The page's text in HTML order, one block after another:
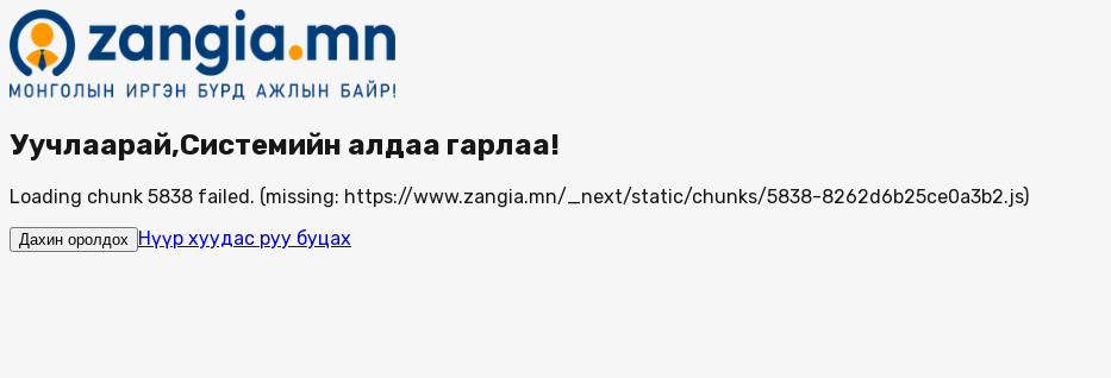
Уучлаарай,Системийн алдаа гарлаа!
Loading chunk 5838 failed. (missing: https://www.zangia.mn/_next/static/chunks/5838-8262d6b25ce0a3b2.js)
Дахин оролдох Нүүр хуудас руу буцах